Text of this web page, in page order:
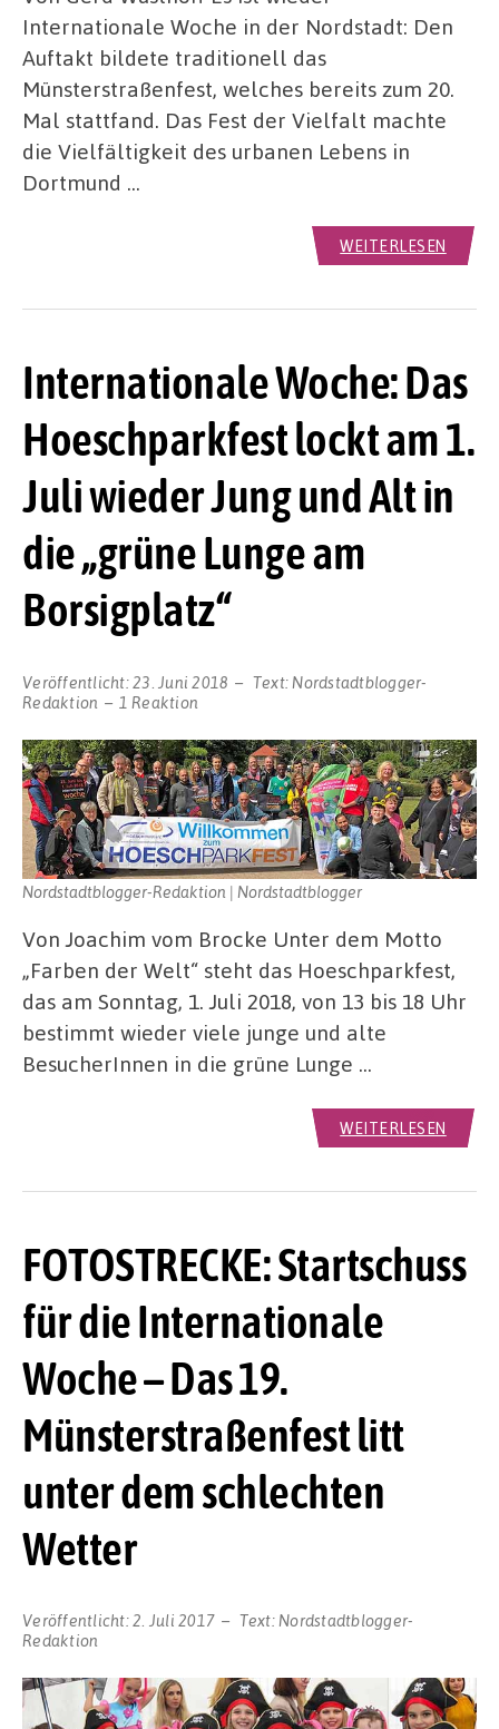
Internationale Woche in der Nordstadt: Den
Auftakt bildete traditionell das
Münsterstraßenfest, welches bereits zum 20.
Mal stattfand. Das Fest der Vielfalt machte
die Vielfältigkeit des urbanen Lebens in
Dortmund …
WEITERLESEN
Internationale Woche: Das
Hoeschparkfest lockt am 1.
Juli wieder Jung und Alt in
die „grüne Lunge am
Borsigplatz“
Veröffentlicht: 23. Juni 2018 Text: Nordstadtblogger-
Redaktion
1 Reaktion
Nordstadtblogger-Redaktion | Nordstadtblogger
Von Joachim vom Brocke Unter dem Motto
„Farben der Welt“ steht das Hoeschparkfest,
das am Sonntag, 1. Juli 2018, von 13 bis 18 Uhr
bestimmt wieder viele junge und alte
BesucherInnen in die grüne Lunge …
WEITERLESEN
FOTOSTRECKE: Startschuss
für die Internationale
Woche – Das 19.
Münsterstraßenfest litt
unter dem schlechten
Wetter
Veröffentlicht:2. Juli 2017 Text: Nordstadtblogger-
Redaktion